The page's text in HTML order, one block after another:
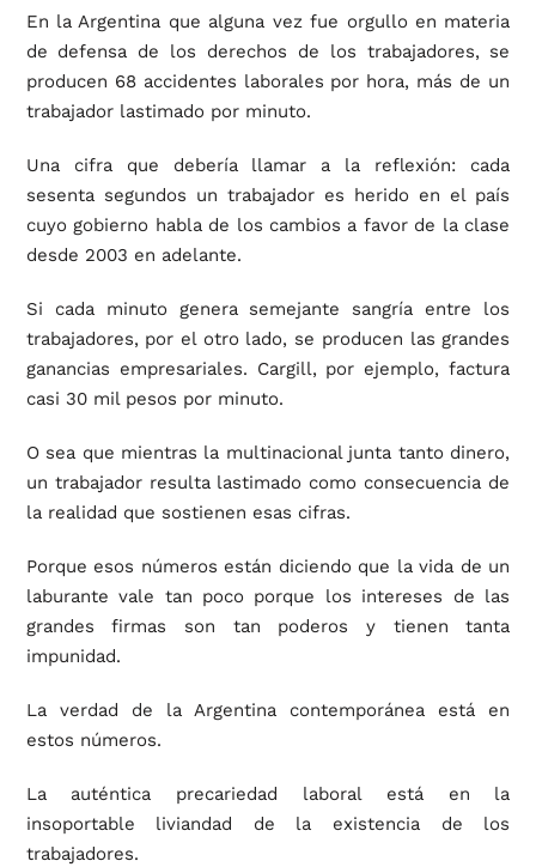
En la Argentina que alguna vez fue orgullo en materia
de defensa de los derechos de los trabajadores, se
producen 68 accidentes laborales por hora, más de un
trabajador lastimado por minuto.
Una cifra que debería llamar a la reflexión: cada
sesenta segundos un trabajador es herido en el país
cuyo gobierno habla de los cambios a favor de la clase
desde 2003 en adelante.
Si cada minuto genera semejante sangría entre los
trabajadores, por el otro lado, se producen las grandes
ganancias empresariales. Cargill, por ejemplo, factura
casi 30 mil pesos por minuto.
O sea que mientras la multinacional junta tanto dinero,
un trabajador resulta lastimado como consecuencia de
la realidad que sostienen esas cifras.
Porque esos números están diciendo que la vida de un
laburante vale tan poco porque los intereses de las
grandes firmas son tan poderos y tienen tanta
impunidad.
La verdad de la Argentina contemporánea está en
estos números.
La auténtica precariedad laboral está en la
insoportable liviandad de la existencia de los
trabajadores.